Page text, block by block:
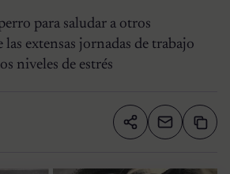
para saludar a otros
extensas jornadas de trabajo
niveles de estrés
Compartir